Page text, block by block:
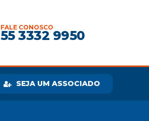
FALE CONOSCO
55 3332 9950
SEJA UM ASSOCIADO